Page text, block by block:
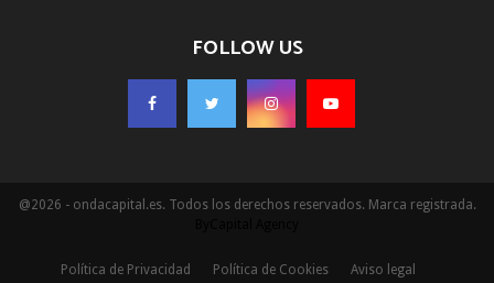
FOLLOW US
@2026 - ondacapital.es. Todos los derechos reservados. Marca registrada.
Política de Privacidad Política de Cookies Aviso legal